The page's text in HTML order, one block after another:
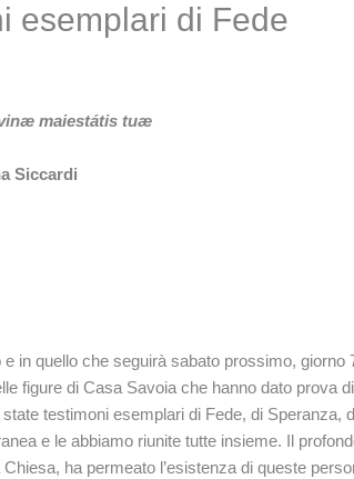
esemplari di Fede
maiestátis tuæ
Siccardi
e in quello che seguirà sabato prossimo, giorno
figure di Casa Savoia che hanno dato prova
testimoni esemplari di Fede, di Speranza,
e le abbiamo riunite tutte insieme. Il
ha permeato l’esistenza di queste